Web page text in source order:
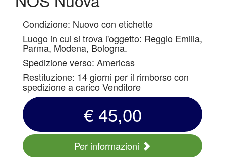
Condizione: Nuovo con etichette
Luogo in cui si trova l'oggetto: Reggio Emilia,
Parma, Modena, Bologna.
Spedizione verso: Americas
Restituzione: 14 giorni per il rimborso con
spedizione a carico Venditore
€ 45,00
Per informazioni